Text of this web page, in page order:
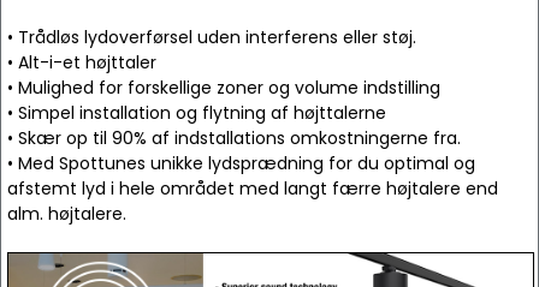
• Trådløs lydoverførsel uden interferens eller støj.
• Alt-i-et højttaler
• Mulighed for forskellige zoner og volume indstilling
• Simpel installation og flytning af højttalerne
• Skær op til 90% af indstallations omkostningerne fra.
• Med Spottunes unikke lydsprædning for du optimal og
afstemt lyd i hele området med langt færre højtalere end
alm. højtalere.